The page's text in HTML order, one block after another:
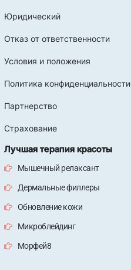
Юридический
Отказ от ответственности
Условия и положения
Политика конфиденциальности
Партнерство
Страхование
Лучшая терапия красоты
Мышечный релаксант
Дермальные филлеры
Обновление кожи
Микроблейдинг
Морфей8